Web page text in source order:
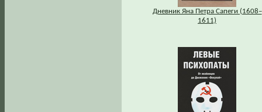
Дневник Яна Петра Сапеги (1608–
1611)